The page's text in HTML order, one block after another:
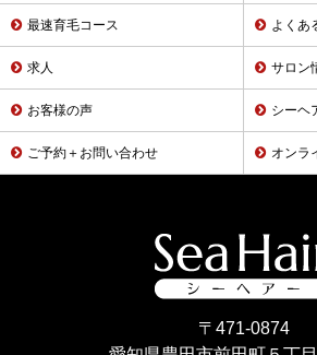
最速育毛コース よくあ
求人 サロン
お客様の声 シーヘ
ご予約＋お問い合わせ オンラ
〒471-0874